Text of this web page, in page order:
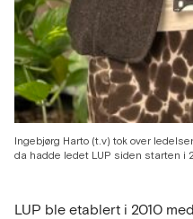
Ingebjørg Harto (t.v) tok over
da hadde ledet LUP siden starten i
LUP ble etablert i 2010